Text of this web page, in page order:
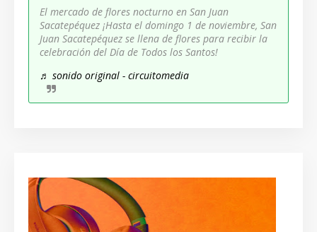
El mercado de flores nocturno en San Juan
Sacatepéquez ¡Hasta el domingo 1 de noviembre, San
Juan Sacatepéquez se llena de flores para recibir la
celebración del Día de Todos los Santos!
♬ sonido original - circuitomedia